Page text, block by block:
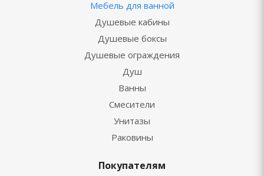
Мебель для ванной
Душевые кабины
Душевые боксы
Душевые ограждения
Душ
Ванны
Смесители
Унитазы
Раковины
Покупателям